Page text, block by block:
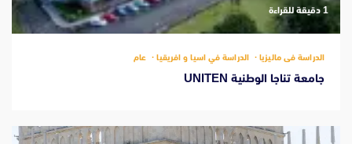
‫1 دقيقة للقراءة
الدراسة فى ماليزيا الدراسة في اسيا و افريقيا عام
جامعة تناجا الوطنية UNITEN